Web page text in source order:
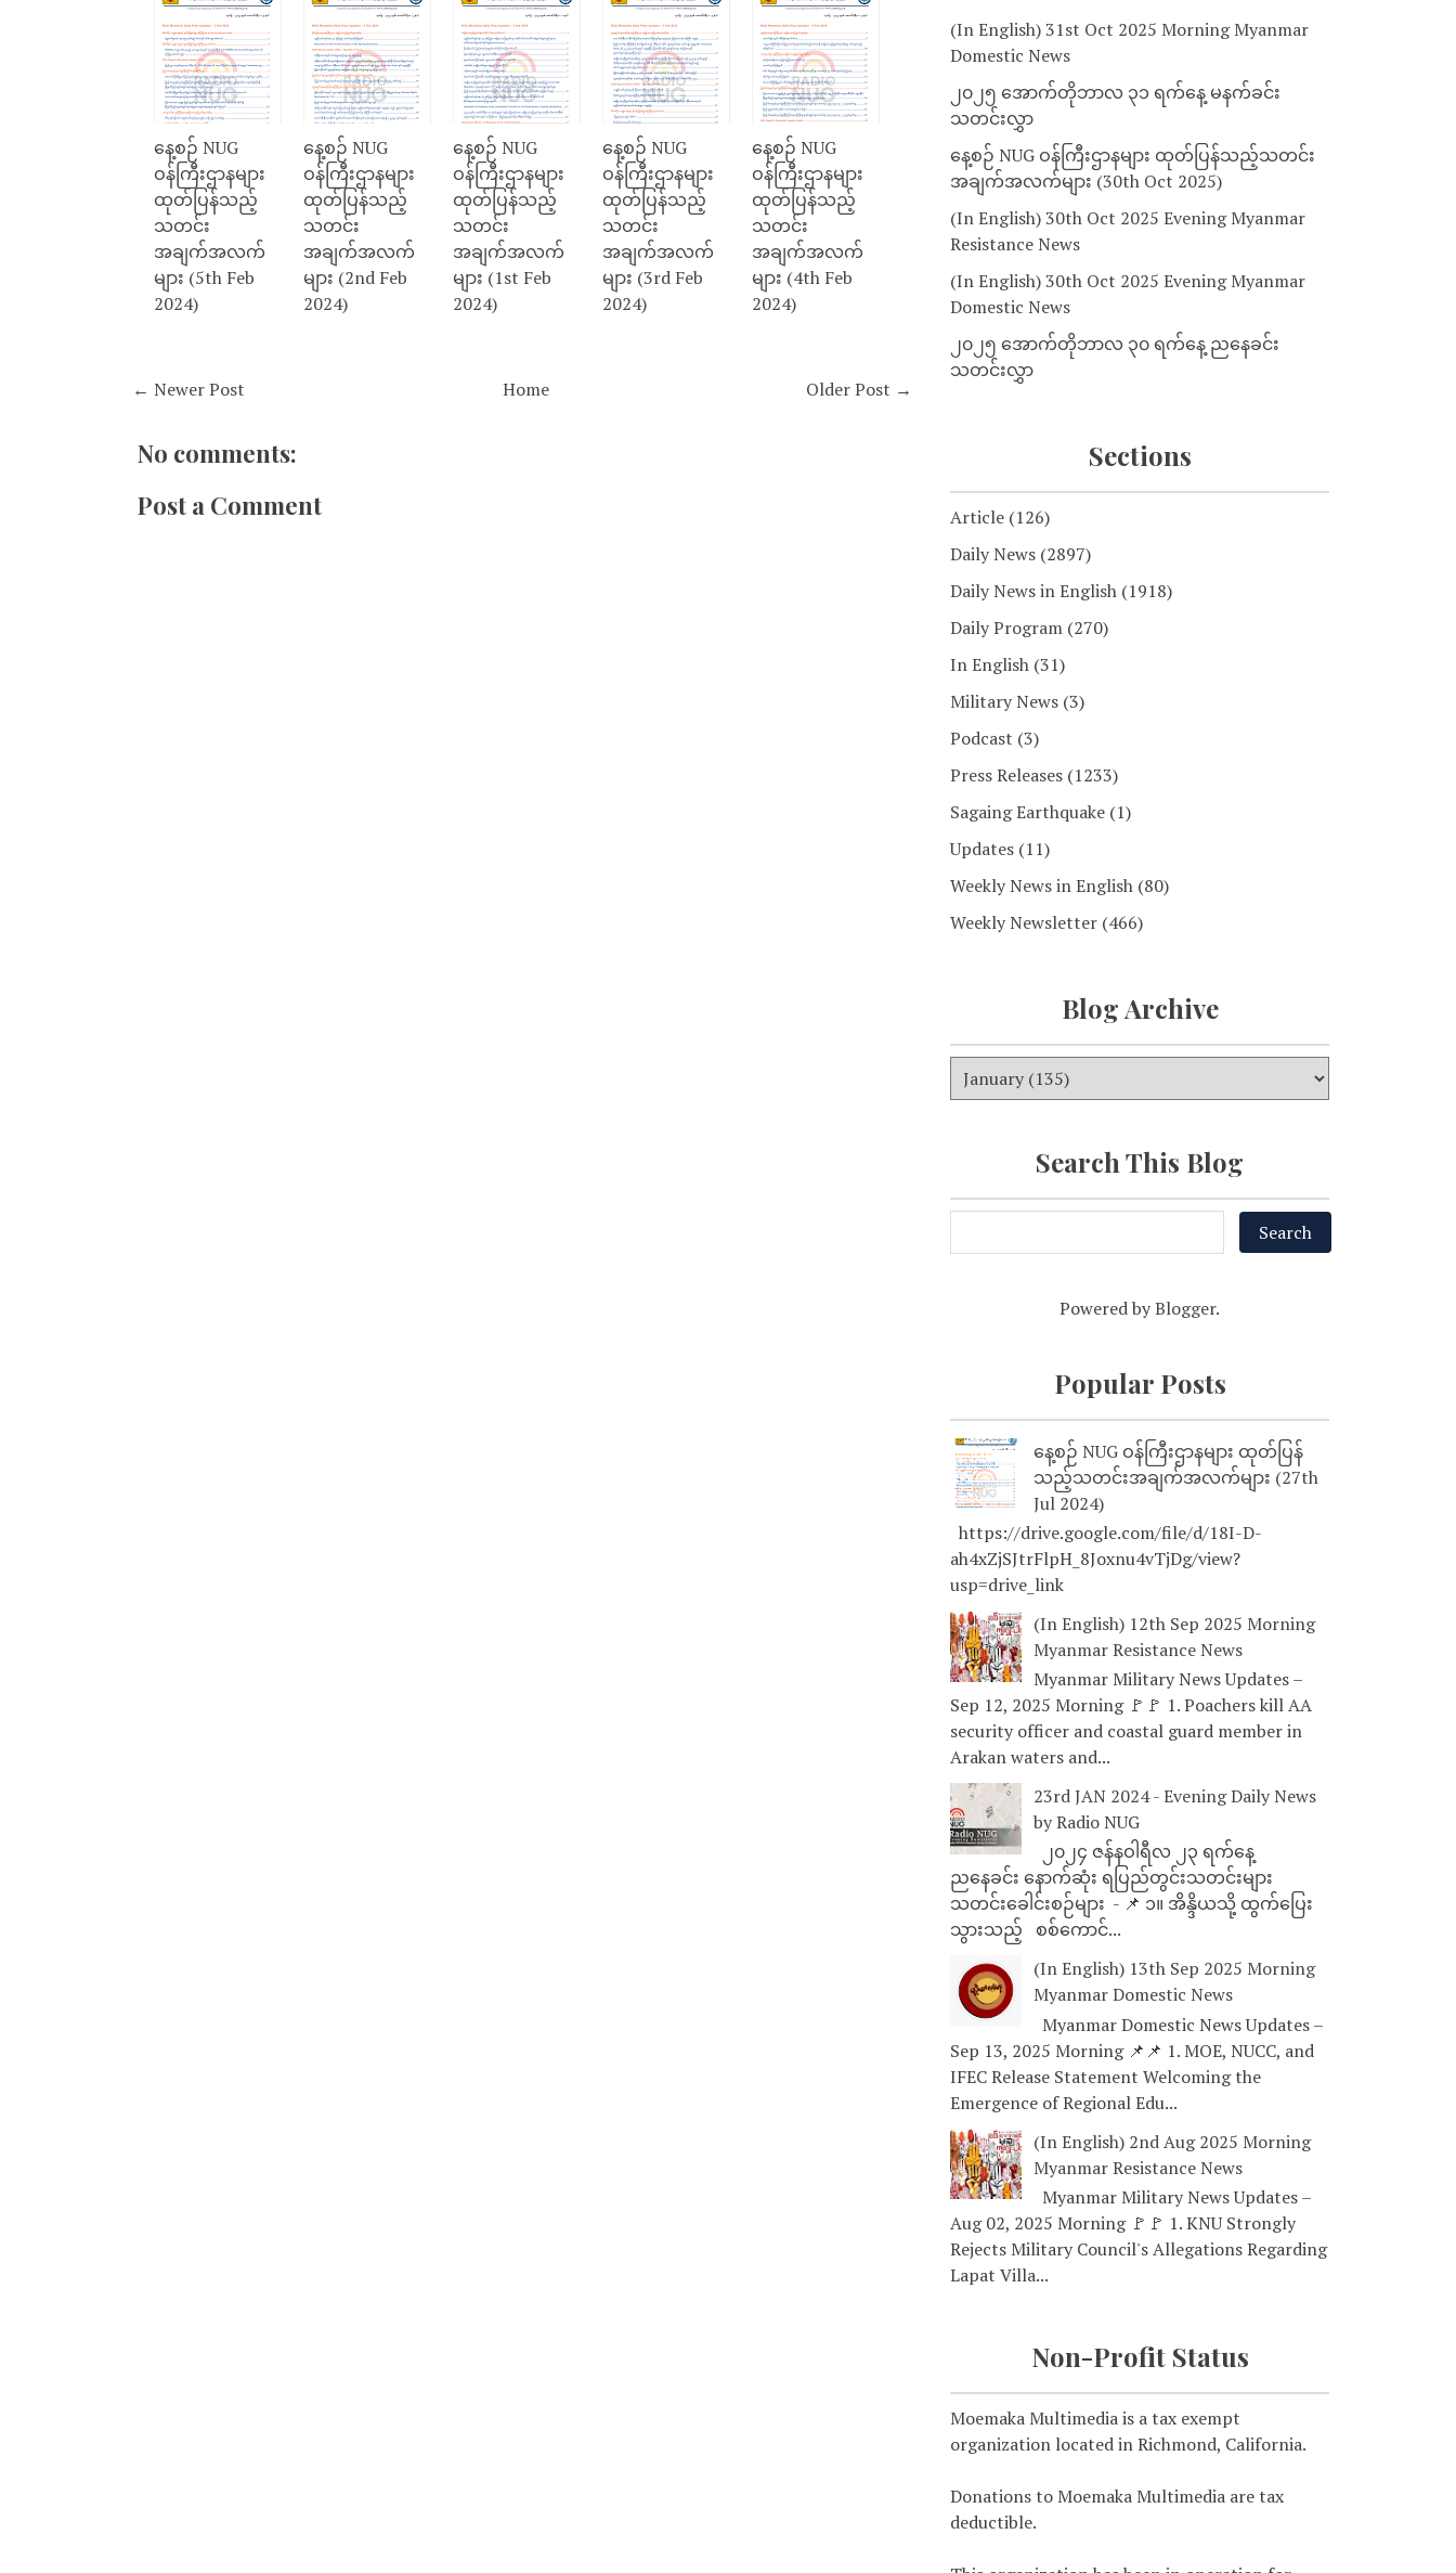
နေ့စဉ် NUG
ဝန်ကြီးဌာနများ
ထုတ်ပြန်သည့်
သတင်း
အချက်အလက်
များ (5th Feb
2024)
နေ့စဉ် NUG
ဝန်ကြီးဌာနများ
ထုတ်ပြန်သည့်
သတင်း
အချက်အလက်
များ (2nd Feb
2024)
နေ့စဉ် NUG
ဝန်ကြီးဌာနများ
ထုတ်ပြန်သည့်
သတင်း
အချက်အလက်
များ (1st Feb
2024)
နေ့စဉ် NUG
ဝန်ကြီးဌာနများ
ထုတ်ပြန်သည့်
သတင်း
အချက်အလက်
များ (3rd Feb
2024)
နေ့စဉ် NUG
ဝန်ကြီးဌာနများ
ထုတ်ပြန်သည့်
သတင်း
အချက်အလက်
များ (4th Feb
2024)
← Newer Post Older Post →
Home
No comments:
Post a Comment
(In English) 31st Oct 2025 Morning Myanmar
Domestic News
၂၀၂၅ အောက်တိုဘာလ ၃၁ ရက်နေ့ မနက်ခင်း
သတင်းလွှာ
နေ့စဉ် NUG ဝန်ကြီးဌာနများ ထုတ်ပြန်သည့်သတင်း
အချက်အလက်များ (30th Oct 2025)
(In English) 30th Oct 2025 Evening Myanmar
Resistance News
(In English) 30th Oct 2025 Evening Myanmar
Domestic News
၂၀၂၅ အောက်တိုဘာလ ၃၀ ရက်နေ့ ညနေခင်း
သတင်းလွှာ
Sections
Article (126)
Daily News (2897)
Daily News in English (1918)
Daily Program (270)
In English (31)
Military News (3)
Podcast (3)
Press Releases (1233)
Sagaing Earthquake (1)
Updates (11)
Weekly News in English (80)
Weekly Newsletter (466)
Blog Archive
Search This Blog
Powered byBlogger.
Popular Posts
နေ့စဉ် NUG ဝန်ကြီးဌာနများ ထုတ်ပြန်
သည့်သတင်းအချက်အလက်များ (27th
Jul 2024)
https://drive.google.com/file/d/18I-D-
ah4xZjSJtrFlpH_8Joxnu4vTjDg/view?
usp=drive_link
(In English) 12th Sep 2025 Morning
Myanmar Resistance News
Myanmar Military News Updates –
Sep 12, 2025 Morning 🚩🚩 1. Poachers kill AA
security officer and coastal guard member in
Arakan waters and...
23rd JAN 2024 - Evening Daily News
by Radio NUG
၂၀၂၄ ဇန်နဝါရီလ ၂၃ ရက်နေ့
ညနေခင်း နောက်ဆုံး ရပြည်တွင်းသတင်းများ
သတင်းခေါင်းစဉ်များ - 📌 ၁။ အိန္ဒိယသို့ ထွက်ပြေး
သွားသည့် စစ်ကောင်...
(In English) 13th Sep 2025 Morning
Myanmar Domestic News
Myanmar Domestic News Updates –
Sep 13, 2025 Morning 📌📌 1. MOE, NUCC, and
IFEC Release Statement Welcoming the
Emergence of Regional Edu...
(In English) 2nd Aug 2025 Morning
Myanmar Resistance News
Myanmar Military News Updates –
Aug 02, 2025 Morning 🚩🚩 1. KNU Strongly
Rejects Military Council's Allegations Regarding
Lapat Villa...
Non-Profit Status
Moemaka Multimedia is a tax exempt
organization located in Richmond, California.
Donations to Moemaka Multimedia are tax
deductible.